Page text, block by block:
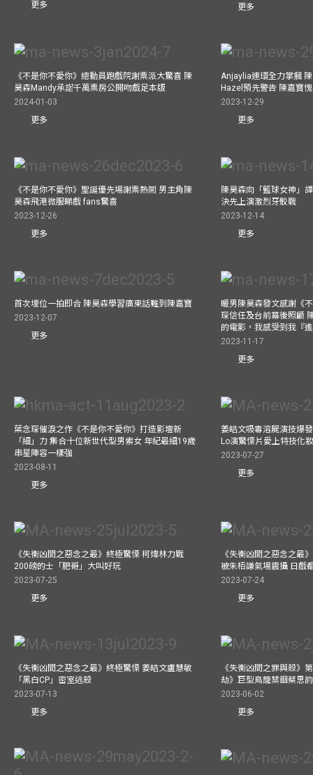
更多 更多
《不是你不愛你》總動員跑戲院謝票派大驚喜 陳
昊森Mandy承諾千萬票房公開吻戲足本版
2024-01-03
更多
Anjaylia連環全力掌摑
Hazel預先警告 陳嘉寶
2023-12-29
更多
《不是你不愛你》聖誕優先場謝票熱鬧 男主角陳
昊森飛港微服睇戲 fans驚喜
2023-12-26
更多
陳昊森向「籃球女神」
決先上演激烈牙骹戰
2023-12-14
更多
首次埋位一拍即合 陳昊森學習廣東話難到陳嘉寶
2023-12-07
更多
暖男陳昊森發文感謝《
琛信任及台前幕後照顧
的電影，我感受到我『
2023-11-17
更多
葉念琛催淚之作《不是你不愛你》打造影壇新
「細」力 集合十位新世代型男索女 年紀最細19歲
串星陣容一樣強
2023-08-11
更多
姜皓文吸毒溶屍演技爆
Lo演驚慄片愛上特技化
2023-07-27
更多
《失衡凶間之惡念之最》終極驚慄 柯煒林力戰
200磅的士「肥哥」大叫好玩
2023-07-25
更多
《失衡凶間之惡念之最
被朱栢謙氣場震攝 日戲
2023-07-24
更多
《失衡凶間之惡念之最》終極驚慄 姜皓文盧慧敏
「黑白CP」密室逃殺
2023-07-13
更多
《失衡凶間之罪與殺》
劫》巨型鳥籠禁錮蔡思
2023-06-02
更多